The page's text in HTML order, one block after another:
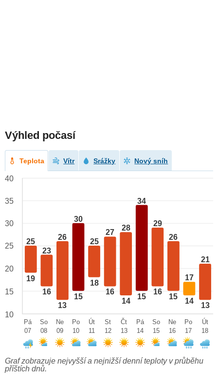
Výhled počasí
Teplota Vítr Srážky Nový sníh
25
19
23
16
26
13
30
15
25
18
27
16
28
14
34
15
29
16
26
15
17
14
21
13
40
35
30
25
20
15
10
Pá
07
So
08
Ne
09
Po
10
Út
11
St
12
Čt
13
Pá
14
So
15
Ne
16
Po
17
Út
18
Graf zobrazuje nejvyšší a nejnižší denní teploty v průběhu
příštích dnů.